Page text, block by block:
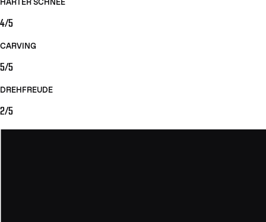
HARTER SCHNEE
4/5
CARVING
5/5
DREHFREUDE
2/5